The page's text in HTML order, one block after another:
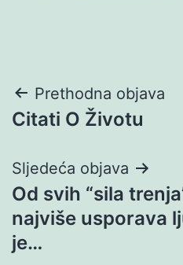
Navigacija
objava
Prethodna objava
Citati O Životu
Sljedeća objava
Od svih “sila
najviše usporava
je…